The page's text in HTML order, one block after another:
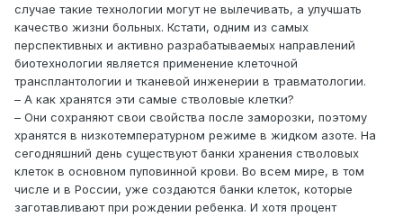
случае такие технологии могут не вылечивать, а улучшать
качество жизни больных. Кстати, одним из самых
перспективных и активно разрабатываемых направлений
биотехнологии является применение клеточной
трансплантологии и тканевой инженерии в травматологии.
– А как хранятся эти самые стволовые клетки?
– Они сохраняют свои свойства после заморозки, поэтому
хранятся в низкотемпературном режиме в жидком азоте. На
сегодняшний день существуют банки хранения стволовых
клеток в основном пуповинной крови. Во всем мире, в том
числе и в России, уже создаются банки клеток, которые
заготавливают при рождении ребенка. И хотя процент